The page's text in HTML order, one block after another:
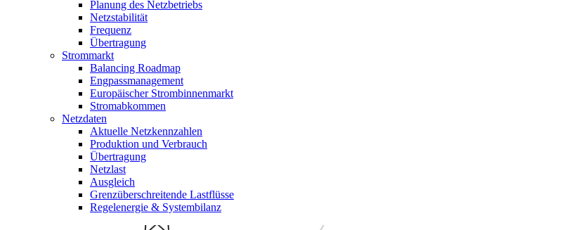
Planung des Netzbetriebs
Netzstabilität
Frequenz
Übertragung
Strommarkt
Balancing Roadmap
Engpassmanagement
Europäischer Strombinnenmarkt
Stromabkommen
Netzdaten
Aktuelle Netzkennzahlen
Produktion und Verbrauch
Übertragung
Netzlast
Ausgleich
Grenzüberschreitende Lastflüsse
Regelenergie & Systembilanz